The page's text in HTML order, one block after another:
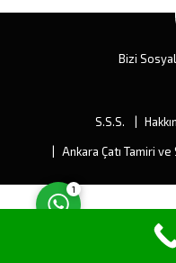
olarak...
Bizi
S.S.S.
Ankara Çatı Tamiri ve
1